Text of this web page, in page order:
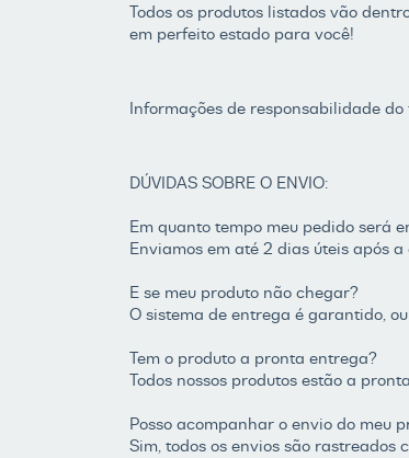
Todos os produtos listados vão
em perfeito estado para você!
Informações de responsabilidade
DÚVIDAS SOBRE O ENVIO:
Em quanto tempo meu pedido será
Enviamos em até 2 dias úteis após
E se meu produto não chegar?
O sistema de entrega é garantido,
Tem o produto a pronta entrega?
Todos nossos produtos estão a
Posso acompanhar o envio do meu
Sim, todos os envios são